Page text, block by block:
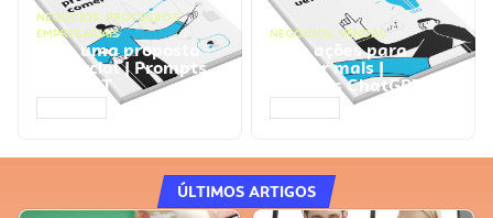
NEGÓCIOS, PROCESSOS
EMPRESARIAIS
Faça uma proposta
comercial | Prompts
ChatGPT
NEGÓCIOS, VENDAS
Faça ações para
vender mais |
Prompts ChatGPT
ÚLTIMOS ARTIGOS